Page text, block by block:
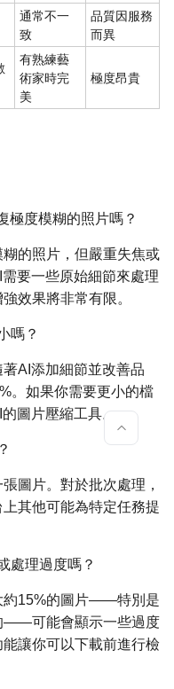
通常不一
致
品質因服務
而異
有熟練藝
術家時完
美
極度昂貴
極度模糊的照片嗎？
的照片，但嚴重失焦或
要一些原始細節來處理
效果將非常有限。
嗎？
AI添加細節並改善品
。如果你需要更小的檔
圖片壓縮工具。
圖片。對於批次處理，
其他可能為特定任務提
處理過度嗎？
約15%的圖片——特別是
——可能會顯示一些過度
讓你可以下載前進行檢